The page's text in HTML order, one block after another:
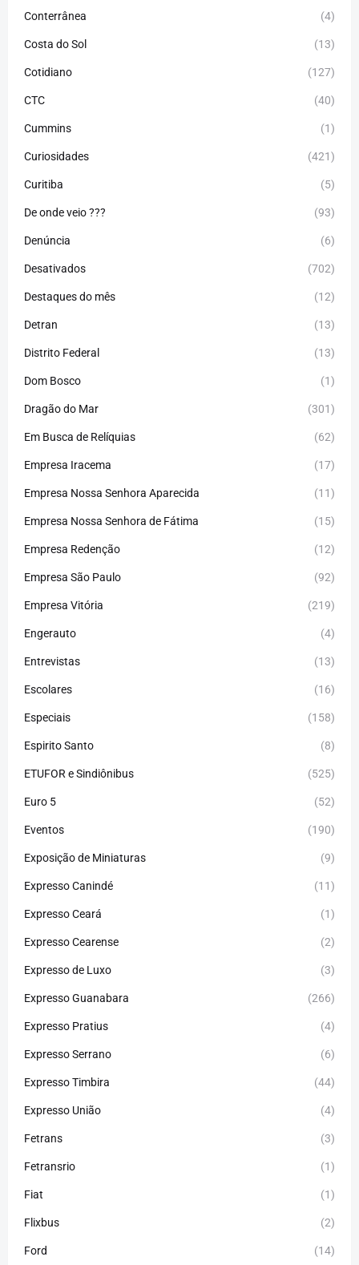
Conterrânea (4)
Costa do Sol (13)
Cotidiano (127)
CTC (40)
Cummins (1)
Curiosidades (421)
Curitiba (5)
De onde veio ??? (93)
Denúncia (6)
Desativados (702)
Destaques do mês (12)
Detran (13)
Distrito Federal (13)
Dom Bosco (1)
Dragão do Mar (301)
Em Busca de Relíquias (62)
Empresa Iracema (17)
Empresa Nossa Senhora Aparecida (11)
Empresa Nossa Senhora de Fátima (15)
Empresa Redenção (12)
Empresa São Paulo (92)
Empresa Vitória (219)
Engerauto (4)
Entrevistas (13)
Escolares (16)
Especiais (158)
Espirito Santo (8)
ETUFOR e Sindiônibus (525)
Euro 5 (52)
Eventos (190)
Exposição de Miniaturas (9)
Expresso Canindé (11)
Expresso Ceará (1)
Expresso Cearense (2)
Expresso de Luxo (3)
Expresso Guanabara (266)
Expresso Pratius (4)
Expresso Serrano (6)
Expresso Timbira (44)
Expresso União (4)
Fetrans (3)
Fetransrio (1)
Fiat (1)
Flixbus (2)
Ford (14)